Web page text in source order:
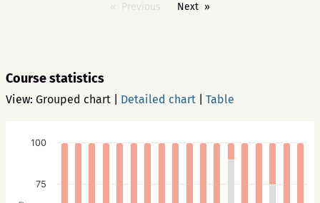
Previous Next
Course statistics
View: Grouped chart Detailed chart Table
75
100